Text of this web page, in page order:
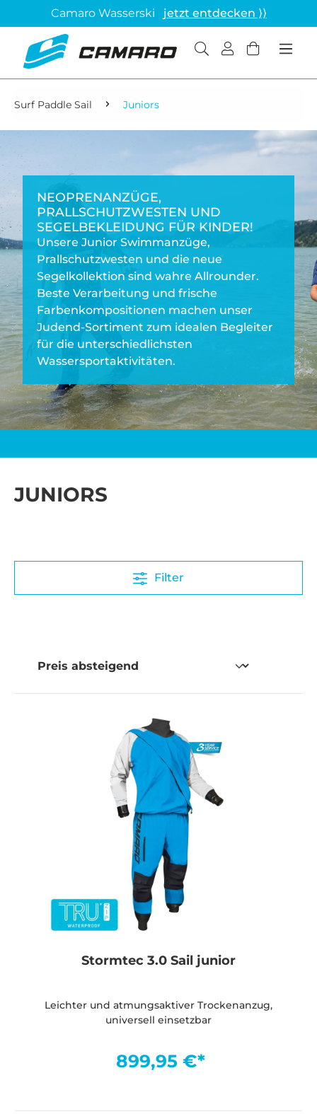
Camaro Wasserski jetzt entdecken ⟩⟩
Surf Paddle Sail Juniors
NEOPRENANZÜGE,
PRALLSCHUTZWESTEN UND
SEGELBEKLEIDUNG FÜR KINDER!
Unsere Junior Swimmanzüge,
Prallschutzwesten und die neue
Segelkollektion sind wahre Allrounder.
Beste Verarbeitung und frische
Farbenkompositionen machen unser
Judend-Sortiment zum idealen Begleiter
für die unterschiedlichsten
Wassersportaktivitäten.
JUNIORS
Filter
Stormtec 3.0 Sail junior
Leichter und atmungsaktiver Trockenanzug,
universell einsetzbar
899,95 €*